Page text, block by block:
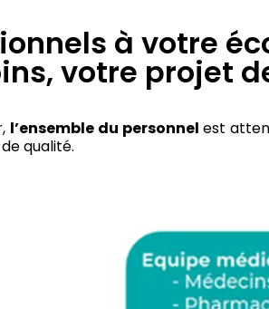
à votre
votre projet
l’ensemble du personnelest
qualité.